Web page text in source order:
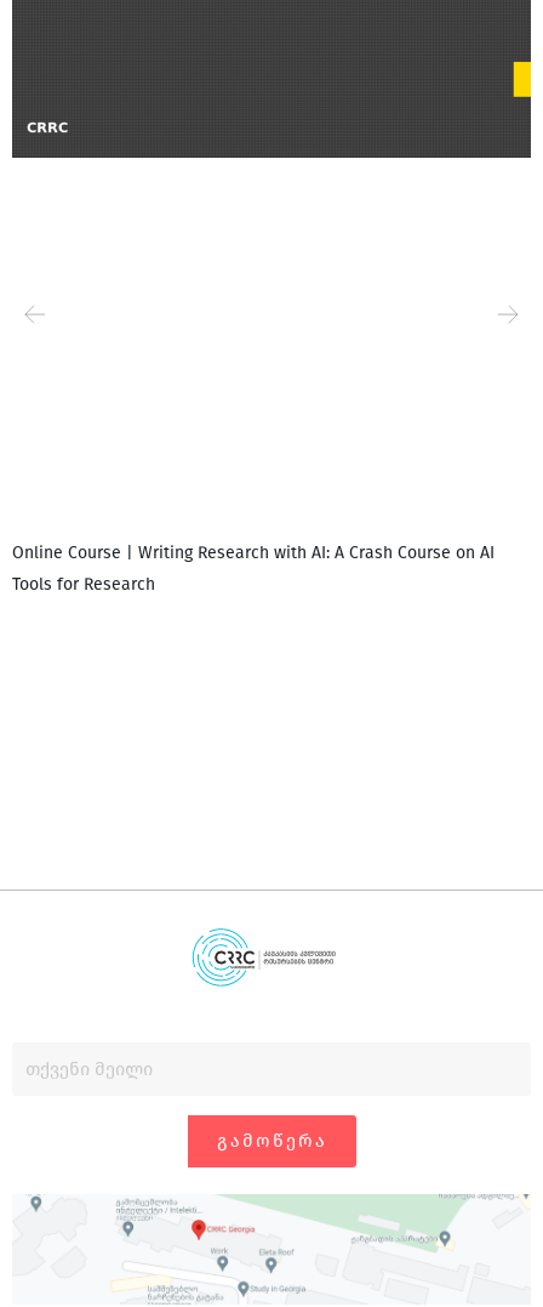
Online Course | Writing Research with AI: A Crash Course on AI
Tools for Research
ᲒᲐᲛᲝᲬᲔᲠᲐ